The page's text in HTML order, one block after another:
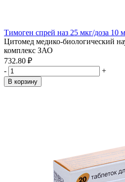
Тимоген спрей наз 25 мкг/доза 10
Цитомед медико-биологический
комплекс ЗАО
732.80 ₽
-
+
В корзину